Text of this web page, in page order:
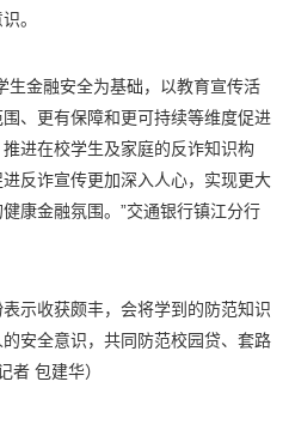
。
生金融安全为基础，以教育宣传活
、更有保障和更可持续等维度促进
进在校学生及家庭的反诈知识构
反诈宣传更加深入人心，实现更大
康金融氛围。”交通银行镇江分行
示收获颇丰，会将学到的防范知识
安全意识，共同防范校园贷、套路
者 包建华）